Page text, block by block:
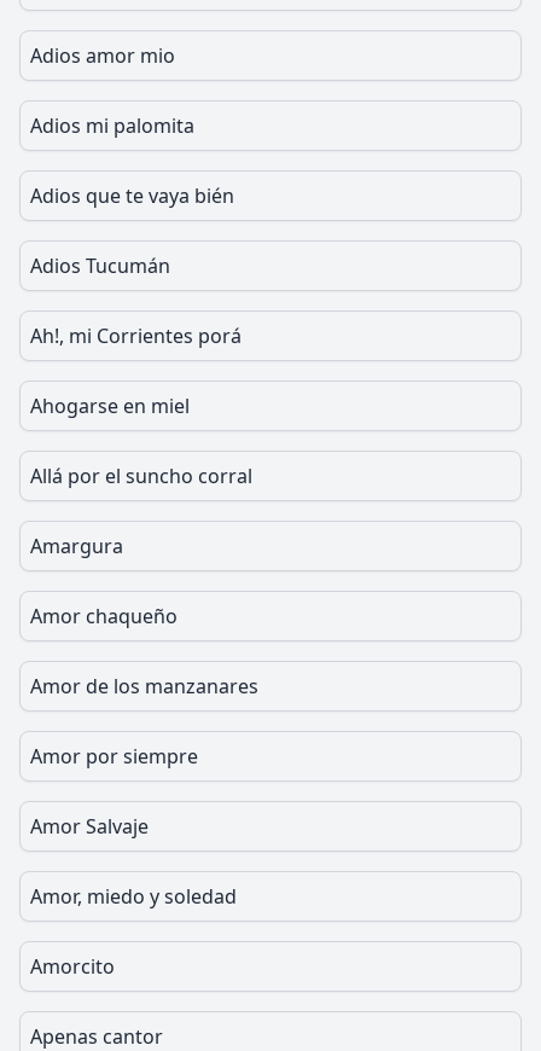
Adios amor mio
Adios mi palomita
Adios que te vaya bién
Adios Tucumán
Ah!, mi Corrientes porá
Ahogarse en miel
Allá por el suncho corral
Amargura
Amor chaqueño
Amor de los manzanares
Amor por siempre
Amor Salvaje
Amor, miedo y soledad
Amorcito
Apenas cantor